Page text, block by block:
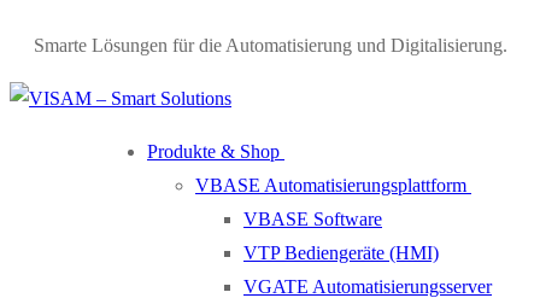
content
Smarte Lösungen für die Automatisierung und Digitalisierung.
Produkte & Shop
VBASE Automatisierungsplattform
VBASE Software
VTP Bediengeräte (HMI)
VGATE Automatisierungsserver